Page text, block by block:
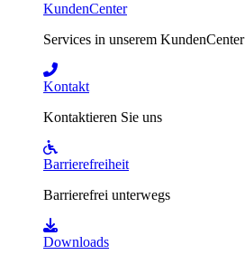
KundenCenter
Services in unserem KundenCenter
Kontakt
Kontaktieren Sie uns
Barrierefreiheit
Barrierefrei unterwegs
Downloads